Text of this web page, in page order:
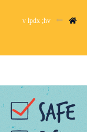
v lpdx ;hv